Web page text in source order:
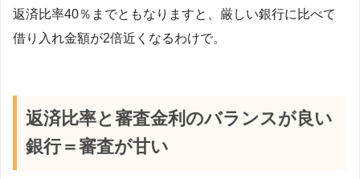
返済比率40％までともなりますと、厳しい銀行に比べて
借り入れ金額が2倍近くなるわけで。
返済比率と審査金利のバランスが良い
銀行＝審査が甘い